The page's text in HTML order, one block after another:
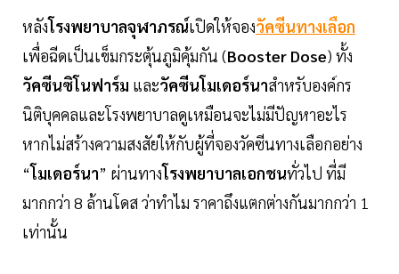
หลังโรงพยาบาลจุฬาภรณ์เปิดให้จองวัคซีนทางเลือก
เพื่อฉีดเป็นเข็มกระตุ้นภูมิคุ้มกัน (Booster Dose) ทั้ง
วัคซีนซิโนฟาร์ม และวัคซีนโมเดอร์นาสำหรับองค์กร
นิติบุคคลและโรงพยาบาลดูเหมือนจะไม่มีปัญหาอะไร
หากไม่สร้างความสงสัยให้กับผู้ที่จองวัคซีนทางเลือกอย่าง
“โมเดอร์นา” ผ่านทางโรงพยาบาลเอกชนทั่วไป ที่มี
มากกว่า 8 ล้านโดส ว่าทำไม ราคาถึงแตกต่างกันมากกว่า 1
เท่านั้น